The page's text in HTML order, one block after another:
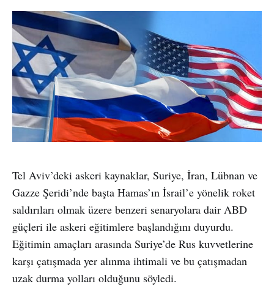
Tel Aviv’deki askeri kaynaklar, Suriye, İran, Lübnan ve
Gazze Şeridi’nde başta Hamas’ın İsrail’e yönelik roket
saldırıları olmak üzere benzeri senaryolara dair ABD
güçleri ile askeri eğitimlere başlandığını duyurdu.
Eğitimin amaçları arasında Suriye’de Rus kuvvetlerine
karşı çatışmada yer alınma ihtimali ve bu çatışmadan
uzak durma yolları olduğunu söyledi.